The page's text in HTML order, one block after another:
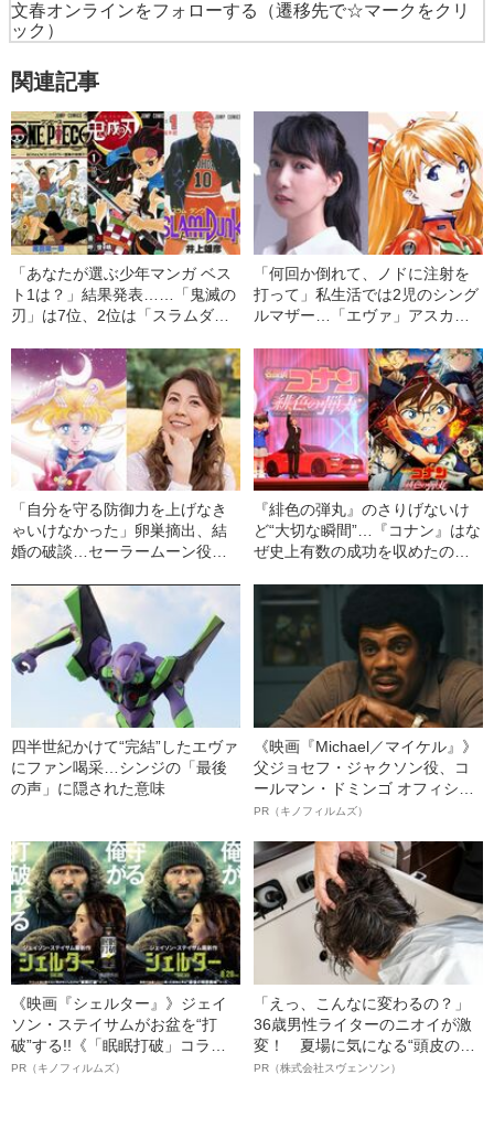
文春オンラインをフォローする
（遷移先で☆マークをクリ
ック）
関連記事
「あなたが選ぶ少年マンガ ベス
ト1は？」結果発表……「鬼滅の
刃」は7位、2位は「スラムダン
「何回か倒れて、ノドに注射を
打って」私生活では2児のシング
ルマザー…「エヴァ」アスカ
生”
「自分を守る防御力を上げなき
ゃいけなかった」卵巣摘出、結
婚の破談…セーラームーン役・
『緋色の弾丸』のさりげないけ
ど“大切な瞬間”…『コナン』はな
ぜ史上有数の成功を収めたの
四半世紀かけて“完結”したエヴァ
にファン喝采…シンジの「最後
の声」に隠された意味
《映画『Michael／マイケル』》
父ジョセフ・ジャクソン役、コ
ールマン・ドミンゴ オフィシャ
ルインタビュー“観客を魅了した
語る”《日本興収70億円突破》
PR（キノフィルムズ）
《映画『シェルター』》ジェイ
ソン・ステイサムがお盆を“打
破”する!!《「眠眠打破」コラ
ボ》
PR（キノフィルムズ）
「えっ、こんなに変わるの？」
36歳男性ライターのニオイが激
変！ 夏場に気になる“頭皮のニ
オイ”や“ベタつき”を解消す
PR（株式会社スヴェンソン）